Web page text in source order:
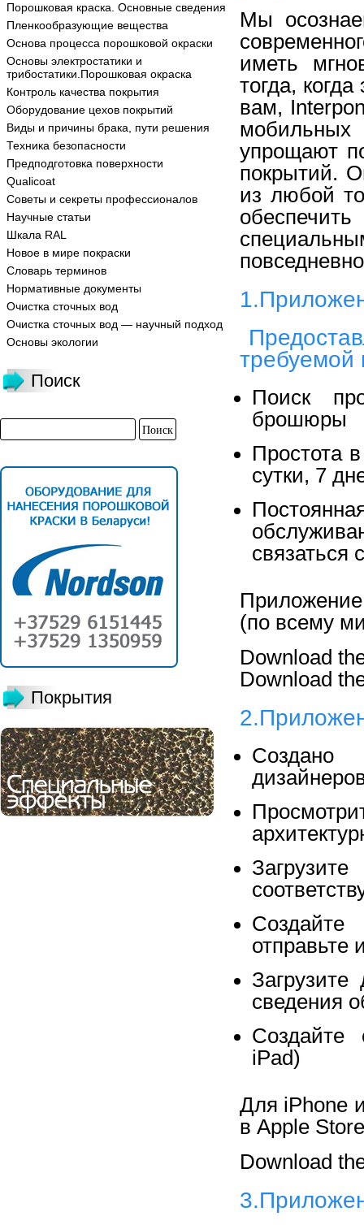
Порошковая краска. Основные сведения
Пленкообразующие вещества
Основа процесса порошковой окраски
Основы электростатики и
трибостатики.Порошковая окраска
Контроль качества покрытия
Оборудование цехов покрытий
Виды и причины брака, пути решения
Техника безопасности
Предподготовка поверхности
Qualicoat
Советы и секреты профессионалов
Научные статьи
Шкала RAL
Новое в мире покраски
Словарь терминов
Нормативные документы
Очистка сточных вод
Очистка сточных вод — научный подход
Основы экологии
Поиск
Покрытия
Мы
иметь
тогда,
вам,
упрощают
покрытий.
из любой
Поиск
брошюры
Простота
сутки, 7
связаться
Приложение
(по всему
Download
Download
Создано
отправьте
сведения
Создайте
iPad)
Для iPhone
в Apple Store
Download